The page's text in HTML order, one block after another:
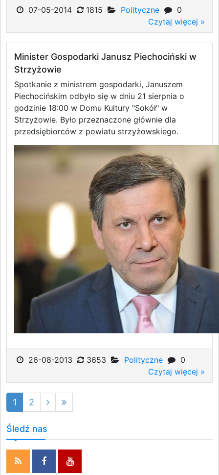
07-05-2014 1815 Polityczne
0
Czytaj więcej »
Minister Gospodarki Janusz Piechociński w
Strzyżowie
Spotkanie z ministrem gospodarki, Januszem
Piechocińskim odbyło się w dniu 21 sierpnia o
godzinie 18:00 w Domu Kultury "Sokół" w
Strzyżowie. Było przeznaczone głównie dla
przedsiębiorców z powiatu strzyżowskiego.
26-08-2013 3653 Polityczne
0
Czytaj więcej »
1 2
Śledź nas